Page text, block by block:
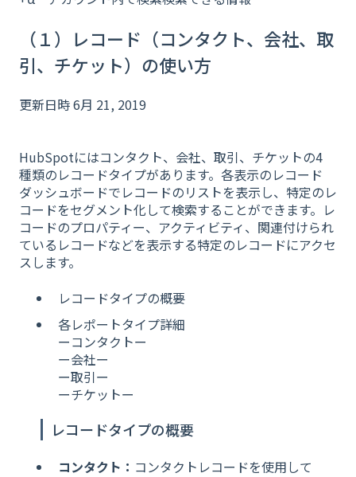
（１）レコード（コンタクト、会社、取
引、チケット）の使い方
更新日時 6月 21, 2019
HubSpotにはコンタクト、会社、取引、チケットの4
種類のレコードタイプがあります。各表示のレコード
ダッシュボードでレコードのリストを表示し、特定のレ
コードをセグメント化して検索することができます。レ
コードのプロパティー、アクティビティ、関連付けられ
ているレコードなどを表示する特定のレコードにアクセ
スします。
レコードタイプの概要
各レポートタイプ詳細
ーコンタクトー
ー会社ー
ー取引ー
ーチケットー
レコードタイプの概要
コンタクト： コンタクトレコードを使用して